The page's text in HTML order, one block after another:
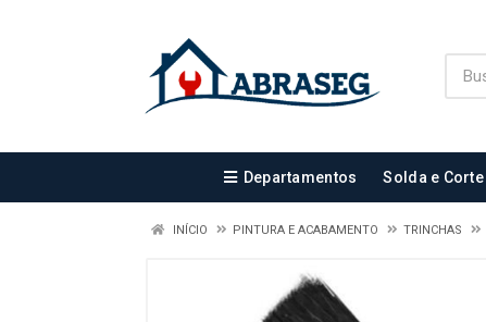
Departamentos Solda e Corte
INÍCIO PINTURA E ACABAMENTO TRINCHAS